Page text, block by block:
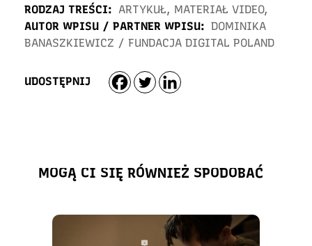
RODZAJ TREŚCI: ARTYKUŁ, MATERIAŁ VIDEO,
AUTOR WPISU / PARTNER WPISU: DOMINIKA
BANASZKIEWICZ / FUNDACJA DIGITAL POLAND
UDOSTĘPNIJ
MOGĄ CI SIĘ RÓWNIEŻ SPODOBAĆ